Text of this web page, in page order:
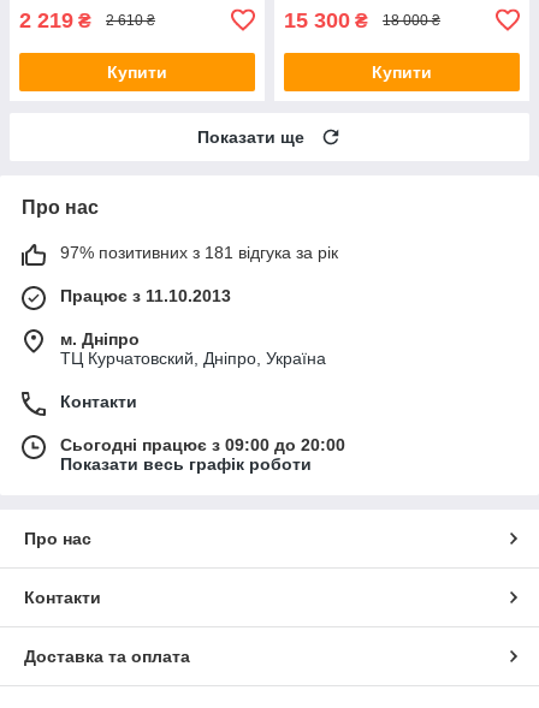
2 219 ₴ 2 610 ₴
Купити
15 300 ₴ 18 000 ₴
Купити
Показати ще
Про нас
97% позитивних з 181 відгука за рік
Працює з 11.10.2013
м. Дніпро
ТЦ Курчатовский, Дніпро, Україна
Контакти
Сьогодні працює з 09:00 до 20:00
Показати весь графік роботи
Про нас
Контакти
Доставка та оплата